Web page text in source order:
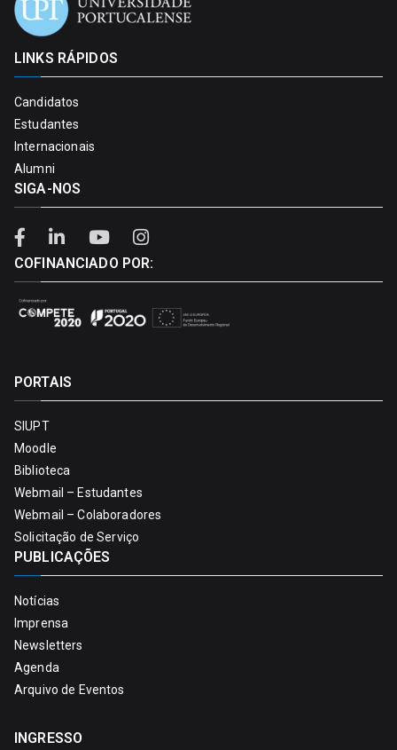
LINKS RÁPIDOS
Candidatos
Estudantes
Internacionais
Alumni
SIGA-NOS
COFINANCIADO POR:
PORTAIS
SIUPT
Moodle
Biblioteca
Webmail – Estudantes
Webmail – Colaboradores
Solicitação de Serviço
PUBLICAÇÕES
Notícias
Imprensa
Newsletters
Agenda
Arquivo de Eventos
INGRESSO